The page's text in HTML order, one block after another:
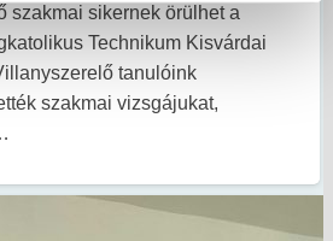
szakmai sikernek örülhet a
Technikum Kisvárdai
tanulóink
szakmai vizsgájukat,